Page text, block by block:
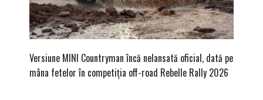
Versiune MINI Countryman încă nelansată oficial, dată pe
mâna fetelor în competiția off-road Rebelle Rally 2026